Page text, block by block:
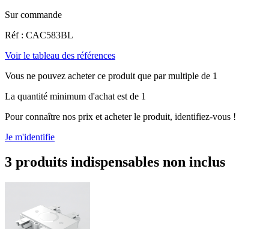
Sur commande
Réf : CAC583BL
Voir le tableau des références
Vous ne pouvez acheter ce produit que par multiple de 1
La quantité minimum d'achat est de 1
Pour connaître nos prix et acheter le produit, identifiez-vous !
Je m'identifie
3 produits indispensables non inclus